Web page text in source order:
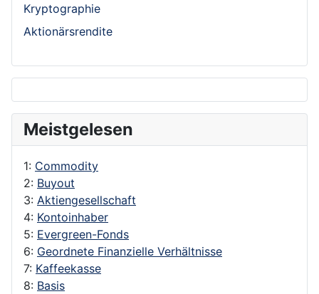
Kryptographie
Aktionärsrendite
Meistgelesen
1: Commodity
2: Buyout
3: Aktiengesellschaft
4: Kontoinhaber
5: Evergreen-Fonds
6: Geordnete Finanzielle Verhältnisse
7: Kaffeekasse
8: Basis